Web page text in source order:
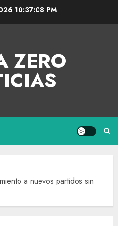
10:37:08 PM
ZERO
a nuevos partidos sin